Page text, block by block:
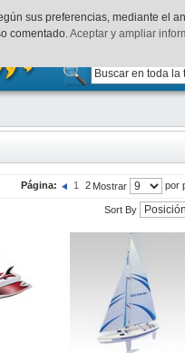
Mostrar por
Página: 1 2
Sort By
sus preferencias, mediante el
comentado.Aceptar y ampliar